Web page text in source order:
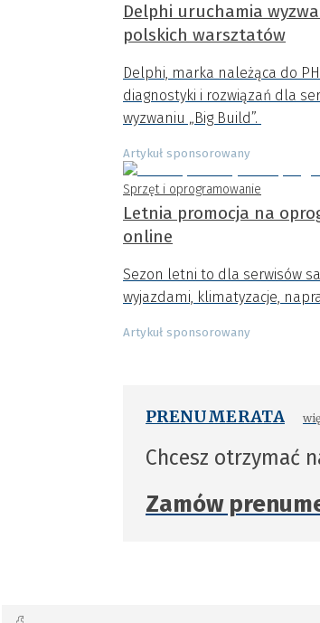
Delphi uruchamia
polskich warsztatów
Delphi, marka należąca do
diagnostyki i rozwiązań dla
wyzwaniu „Big Build”.
Artykuł sponsorowany
Sprzęt i oprogramowanie
Letnia promocja na
online
Sezon letni to dla serwisów
wyjazdami, klimatyzacje,
Artykuł sponsorowany
PRENUMERATA
Chcesz otrzymać
Zamów